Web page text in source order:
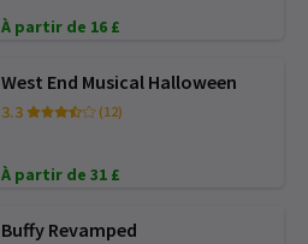
À partir de 16 £
West End Musical Halloween
3.3 (12)
À partir de 31 £
Buffy Revamped